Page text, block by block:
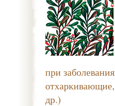
при
др.)